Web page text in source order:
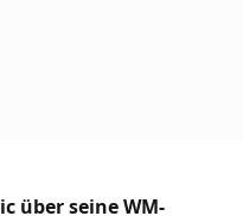
über seine WM-